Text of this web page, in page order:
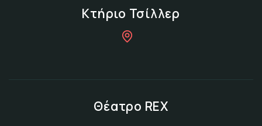
Κτήριο Τσίλλερ
Θέατρο REX